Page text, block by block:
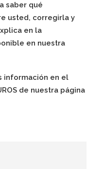
saber qué
usted, corregirla y
en la
en nuestra
información en el
de nuestra página